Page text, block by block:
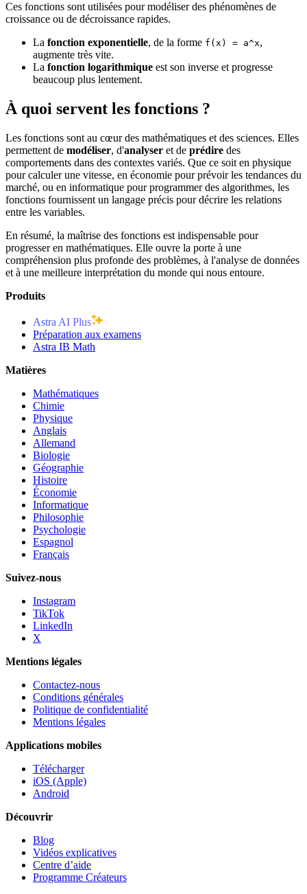
Ces fonctions sont utilisées pour modéliser des phénomènes de
croissance ou de décroissance rapides.
La fonction exponentielle, de la forme f(x) = a^x,
augmente très vite.
La fonction logarithmique est son inverse et progresse
beaucoup plus lentement.
À quoi servent les fonctions ?
Les fonctions sont au cœur des mathématiques et des sciences. Elles
permettent de modéliser, d'analyser et de prédire des
comportements dans des contextes variés. Que ce soit en physique
pour calculer une vitesse, en économie pour prévoir les tendances du
marché, ou en informatique pour programmer des algorithmes, les
fonctions fournissent un langage précis pour décrire les relations
entre les variables.
En résumé, la maîtrise des fonctions est indispensable pour
progresser en mathématiques. Elle ouvre la porte à une
compréhension plus profonde des problèmes, à l'analyse de données
et à une meilleure interprétation du monde qui nous entoure.
Produits
Astra AI Plus
Préparation aux examens
Astra IB Math
Matières
Mathématiques
Chimie
Physique
Anglais
Allemand
Biologie
Géographie
Histoire
Économie
Informatique
Philosophie
Psychologie
Espagnol
Français
Suivez-nous
Instagram
TikTok
LinkedIn
X
Mentions légales
Contactez-nous
Conditions générales
Politique de confidentialité
Mentions légales
Applications mobiles
Télécharger
iOS (Apple)
Android
Découvrir
Blog
Vidéos explicatives
Centre d’aide
Programme Créateurs